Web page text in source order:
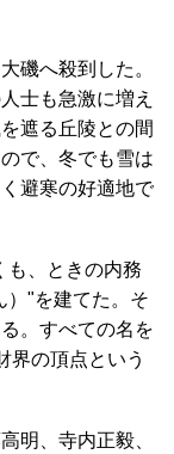
磯へ殺到した。
士も急激に増え
遮る丘陵との間
で、冬でも雪は
避寒の好適地で
も、ときの内務
）"を建てた。そ
。すべての名を
界の頂点という
明、寺内正毅、